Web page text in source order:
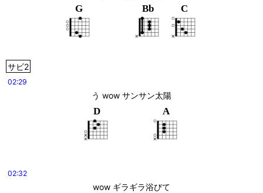
G Bb C
サビ2
02:29
う wow サンサン太陽
D A
02:32
wow ギラギラ浴びて